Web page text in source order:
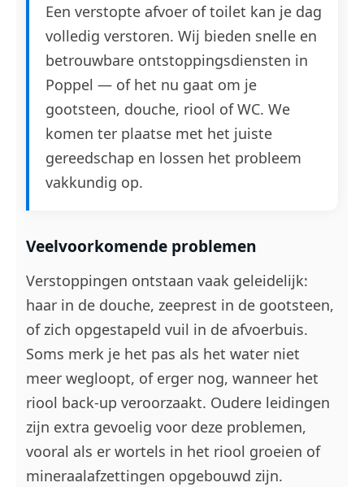
Een verstopte afvoer of toilet kan je dag
volledig verstoren. Wij bieden snelle en
betrouwbare ontstoppingsdiensten in
Poppel — of het nu gaat om je
gootsteen, douche, riool of WC. We
komen ter plaatse met het juiste
gereedschap en lossen het probleem
vakkundig op.
Veelvoorkomende problemen
Verstoppingen ontstaan vaak geleidelijk:
haar in de douche, zeeprest in de gootsteen,
of zich opgestapeld vuil in de afvoerbuis.
Soms merk je het pas als het water niet
meer wegloopt, of erger nog, wanneer het
riool back-up veroorzaakt. Oudere leidingen
zijn extra gevoelig voor deze problemen,
vooral als er wortels in het riool groeien of
mineraalafzettingen opgebouwd zijn.